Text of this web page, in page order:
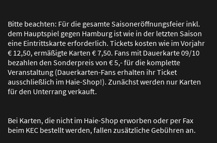
Bitte beachten: Für die gesamte Saisoneröffnungsfeier inkl.
dem Hauptspiel gegen Hamburg ist wie in der letzten Saison
eine Eintrittskarte erforderlich. Tickets kosten wie im Vorjahr
€ 12,50, ermäßigte Karten € 7,50. Fans mit Dauerkarte 09/10
bezahlen den Sonderpreis von € 5,- für die komplette
Veranstaltung (Dauerkarten-Fans erhalten ihr Ticket
ausschließlich im Haie-Shop!). Zunächst werden nur Karten
für den Unterrang verkauft.
Bei Karten, die nicht im Haie-Shop erworben oder per Fax
beim KEC bestellt werden, fallen zusätzliche Gebühren an.